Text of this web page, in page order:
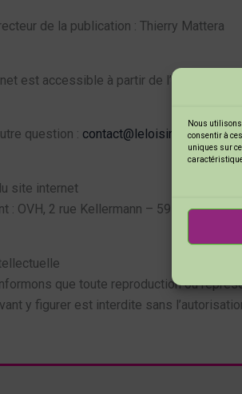
Nous
consentir à
uniques sur
de la publication : Thierry Mattera
est accessible à partir de l’URL :
question : contact@leloisircreatif.com
site internet
: OVH, 2 rue Kellermann – 59100
que toute reproduction ou
y figurer est interdite sans